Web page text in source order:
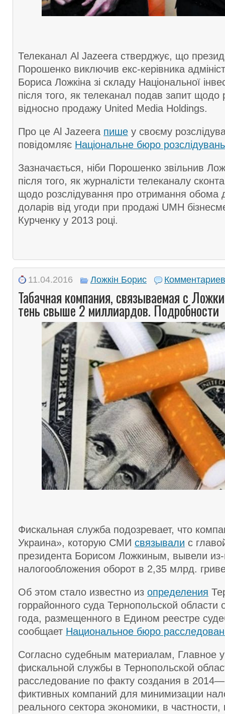
Телеканал Al Jazeera стверджує, що
Порошенко виключив екс-керівника
Бориса Ложкіна зі складу Національної
після того, як телеканал подав запит щодо
відносно продажу United Media Holdings.
Про це Al Jazeera пише у своєму
повідомляє Національне бюро
Зазначається, ніби Порошенко звільнив
після того, як журналісти телеканалу
щодо розслідування про отримання обома
доларів від угоди при продажі UMH
Курченку у 2013 році.
11.04.2016 Ложкін Борис
Табачная компания, связываемая с
тень свыше 2 миллиардов. Подробности
Фискальная служба подозревает, что
Украина», которую СМИ связывали с
президента Борисом Ложкиным, вывели
налогообложения оборот в 2,35 млрд.
Об этом стало известно из определения
горрайонного суда Тернопольской области
года, размещенного в Едином реестре
сообщает Национальное бюро
Согласно судебным материалам, Главное
фискальной службы в Тернопольской
расследование по факту создания в
фиктивных компаний для минимизации
реального сектора экономики, в